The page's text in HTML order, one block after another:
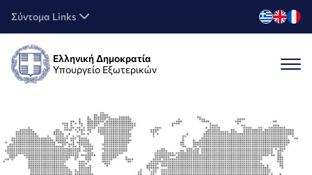
Σύντομα Links
Ελληνική Δημοκρατία
Υπουργείο Εξωτερικών